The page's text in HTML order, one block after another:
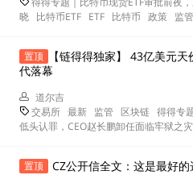
晓 比特币ETF ETF 比特币 政策 监管
置顶
【链得得独家】 43亿美元
代落幕
道尔吉
交易所 最新 监管 区块链 得得专
低头认罪，CEO赵长鹏卸任面临牢狱之灾
置顶 CZ公开信全文：这是最好的